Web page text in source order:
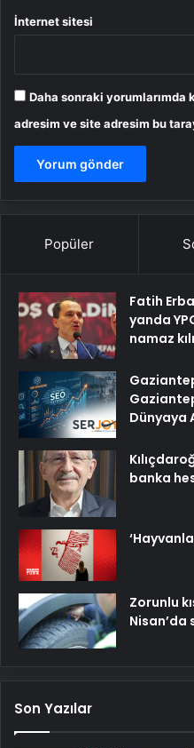
İnternet sitesi
Daha sonraki yorumlarımda
adresim ve site adresim bu
Popüler
Fatih
yanda
namaz
Dünyaya
banka
Zorunlu
Nisan’da
Son Yazılar